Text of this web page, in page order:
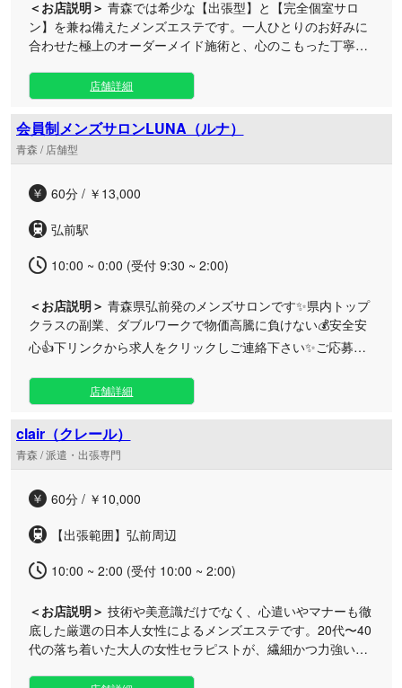
＜お店説明＞ 青森では希少な【出張型】と【完全個室サロ
ン】を兼ね備えたメンズエステです。一人ひとりのお好みに
合わせた極上のオーダーメイド施術と、心のこもった丁寧な
ほぐします。 深夜3時まで営業しておりますので、お仕事終
わりや1日の締めくくりにも最適。ビジネスホテルなどご指
定の場所への出張にも対応しており、施術後は移動の手間な
くそのまま贅沢な余韻に浸っていただけます。 「すべてのお
客様に喜びと安らぎを」という理念のもと、静かで落ち着い
トな時間をプロの手による最上級の技術でプロデュースいた
ください。
店舗詳細
会員制メンズサロンLUNA（ルナ）
青森 / 店舗型
60分 / ￥13,000
弘前駅
10:00 ~ 0:00 (受付 9:30 ~ 2:00)
＜お店説明＞ 青森県弘前発のメンズサロンです✨県内トップ
クラスの副業、ダブルワークで物価高騰に負けない💰安全安
心👍下リンクから求人をクリックしご連絡下さい✨ご応募お
店舗詳細
clair（クレール）
青森 / 派遣・出張専門
60分 / ￥10,000
【出張範囲】弘前周辺
10:00 ~ 2:00 (受付 10:00 ~ 2:00)
＜お店説明＞ 技術や美意識だけでなく、心遣いやマナーも徹
底した厳選の日本人女性によるメンズエステです。20代〜40
代の落ち着いた大人の女性セラピストが、繊細かつ力強い施